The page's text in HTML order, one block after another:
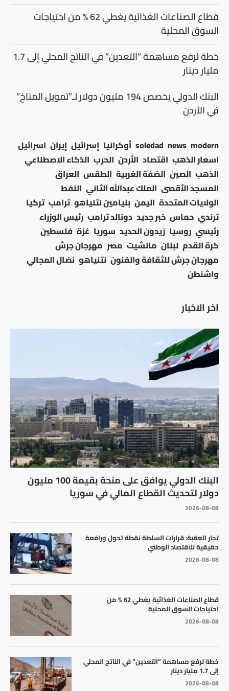
اخر الاخبار
البنك الدولي يوافق على منحة بقيمة 100 مليون
دولار لتحديث القطاع المالي في سوريا
2026-08-08
تجار العقبة: قرارات السلطة نقطة تحول ورافعة
حقيقية للاقتصاد الوطني
2026-08-08
قطاع الصناعات الغذائية يغطي 62 % من
احتياجات السوق المحلية
2026-08-08
خطة لرفع مساهمة “التعدين” في الناتج المحلي
إلى 1.7 مليار دينار
2026-08-08
قطاع الصناعات الغذائية يغطي 62 % من احتياجات
السوق المحلية
خطة لرفع مساهمة “التعدين” في الناتج المحلي إلى 1.7
مليار دينار
البنك الدولي يخصص 194 مليون دولار لـ”تمويل المناخ”
في الأردن
modern
news
soledad أوكرانيا إسرائيل إيران اسرائيل
اسعار الذهب اقتصاد الأردن الحرب الذكاء الاصطناعي
الذهب الصين الضفة الغربية الطقس العراق
المسجد الأقصى الملك عبدالله الثاني النفط
الولايات المتحدة اليمن بنيامين نتنياهو ترامب تركيا
ترندي حماس خبر جديد دونالد ترامب رئيس الوزراء
رئيسي روسيا زيدون الحديد سوريا غزة فلسطين
كرة القدم لبنان مانشيت مصر مهرجان جرش
مهرجان جرش للثقافة والفنون نتنياهو نضال المجالي
واشنطن